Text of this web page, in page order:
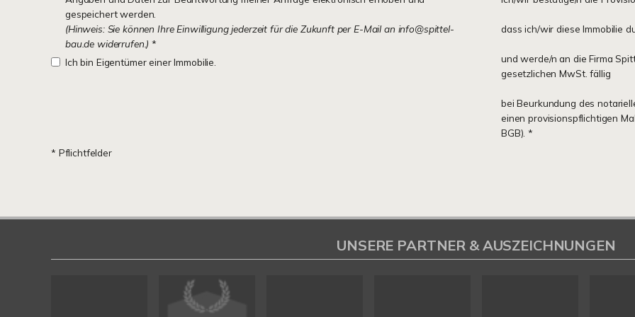
gespeichert werden.
(Hinweis: Sie können Ihre Einwilligung jederzeit für die Zukunft per E-Mail an info@spittel-
bau.de widerrufen.) *
Ich bin Eigentümer einer Immobilie.
dass ich/wir diese Immobilie
und werde/n an die Firma
gesetzlichen MwSt. fällig
bei Beurkundung des
einen provisionspflichtigen
BGB). *
* Pflichtfelder
UNSERE PARTNER & AUSZEICHNUNGEN